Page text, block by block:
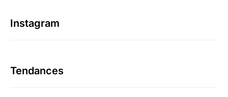
Instagram
Tendances